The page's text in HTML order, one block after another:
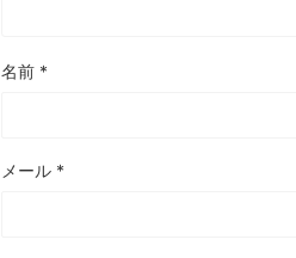
名前 *
メール *